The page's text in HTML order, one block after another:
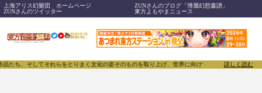
上海アリス幻樂団 ホームページ
ZUNさんのブログ「博麗幻想書譜」
ZUNさんのツイッター
東方よもやまニュース
、そしてそれらをとりまく文化の姿そのものを取り上げ、世界に向けて誇らしく発信する
詳しく読む